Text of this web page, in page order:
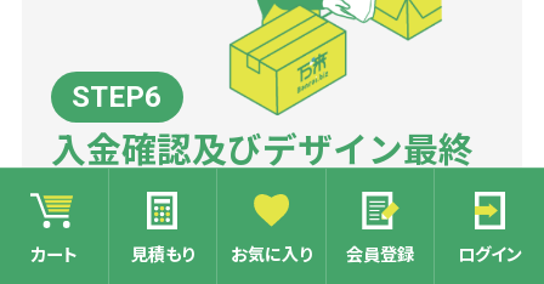
カート 見積もり お気に入り 会員登録 ログイン
入金確認及びデザイン最終
確認後、工場にて量産開始
名入れのデザイン確認で、最終OKをいただきま